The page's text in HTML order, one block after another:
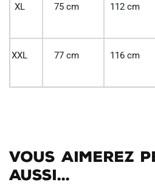
XL 75 cm 112 cm
XXL 77 cm 116 cm
Vous aimerez
aussi...